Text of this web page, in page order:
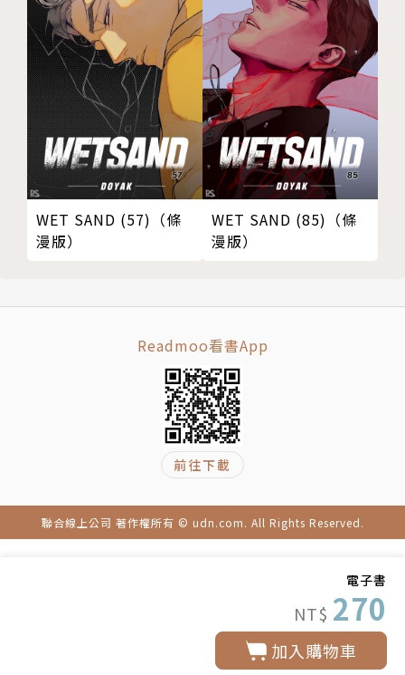
電子書
NT$ 270
加入購物車
WET SAND (57)（條
漫版）
WET SAND (85)（條
漫版）
Readmoo看書App
前往下載
聯合線上公司 著作權所有 © udn.com. All Rights Reserved.